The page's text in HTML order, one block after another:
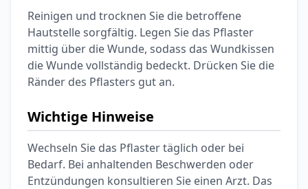
Reinigen und trocknen Sie die betroffene
Hautstelle sorgfältig. Legen Sie das Pflaster
mittig über die Wunde, sodass das Wundkissen
die Wunde vollständig bedeckt. Drücken Sie die
Ränder des Pflasters gut an.
Wichtige Hinweise
Wechseln Sie das Pflaster täglich oder bei
Bedarf. Bei anhaltenden Beschwerden oder
Entzündungen konsultieren Sie einen Arzt. Das